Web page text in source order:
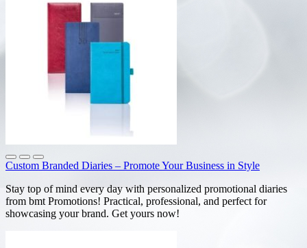
Custom Branded Diaries – Promote Your Business in Style
Stay top of mind every day with personalized promotional diaries
from bmt Promotions! Practical, professional, and perfect for
showcasing your brand. Get yours now!